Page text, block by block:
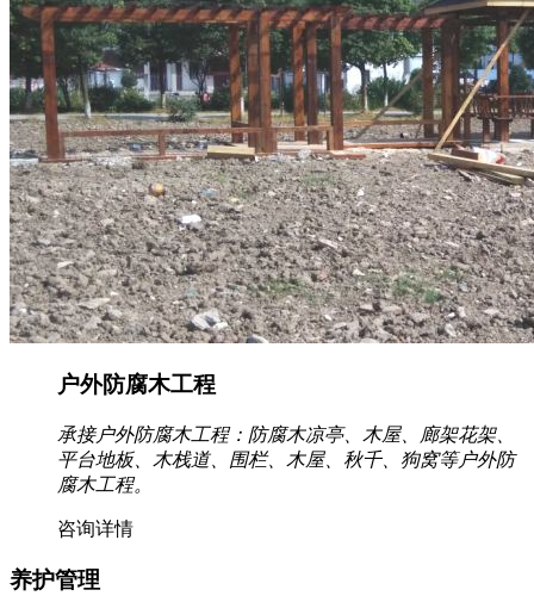
户外防腐木工程
承接户外防腐木工程：防腐木凉亭、木屋、廊架花架、
平台地板、木栈道、围栏、木屋、秋千、狗窝等户外防
腐木工程。
咨询详情
养护管理